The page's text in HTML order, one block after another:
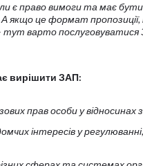
є право вимоги та має
якщо це формат
варто послуговуватися
вирішити ЗАП:
прав особи у відносинах
інтересів у